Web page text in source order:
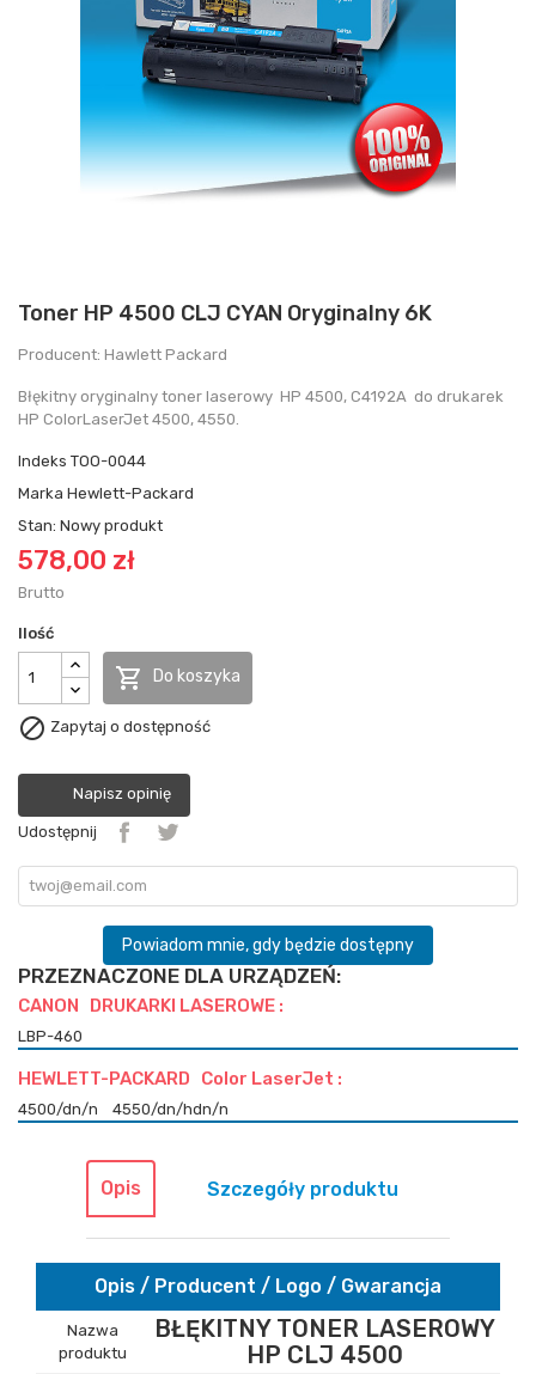
Toner HP 4500 CLJ CYAN Oryginalny 6K
Producent: Hawlett Packard
Błękitny oryginalny toner laserowy HP 4500, C4192A do drukarek
HP ColorLaserJet 4500, 4550.
Indeks TOO-0044
Marka Hewlett-Packard
Stan: Nowy produkt
578,00 zł
Brutto
Ilość
 Do koszyka
 Zapytaj o dostępność
Napisz opinię
Udostępnij
Powiadom mnie, gdy będzie dostępny
PRZEZNACZONE DLA URZĄDZEŃ:
CANON DRUKARKI LASEROWE :
LBP-460
HEWLETT-PACKARD Color LaserJet :
4500/dn/n 4550/dn/hdn/n
Opis Szczegóły produktu
Opis / Producent / Logo / Gwarancja
Nazwa
produktu
BŁĘKITNY TONER LASEROWY
HP CLJ 4500